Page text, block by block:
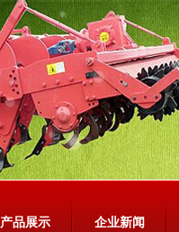
产品展示 企业新闻